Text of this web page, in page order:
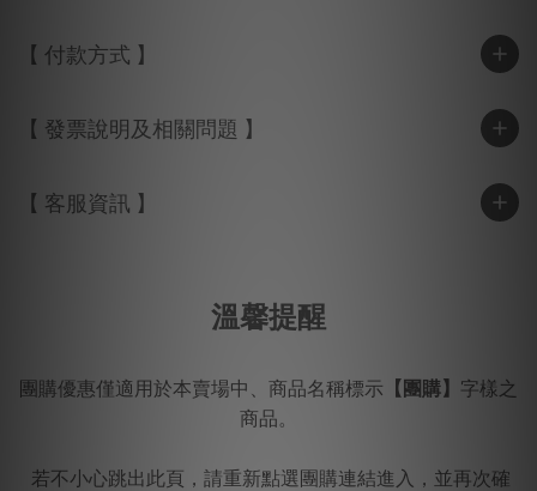
【 付款方式 】
【 發票說明及相關問題 】
【 客服資訊 】
溫馨提醒
團購優惠僅適用於本賣場中、商品名稱標示 【團購】 字樣之
商品。
若不小心跳出此頁，請重新點選團購連結進入，並再次確